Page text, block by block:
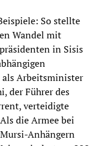
So stellte
Wandel mit
in Sisis
als Arbeitsminister
der Führer des
verteidigte
die Armee bei
Anhängern